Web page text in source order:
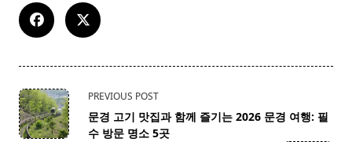
<span
class="nav-
subtitle
PREVIOUS POST
문경 고기 맛집과 함께 즐기는 2026 문경 여행: 필
수 방문 명소 5곳